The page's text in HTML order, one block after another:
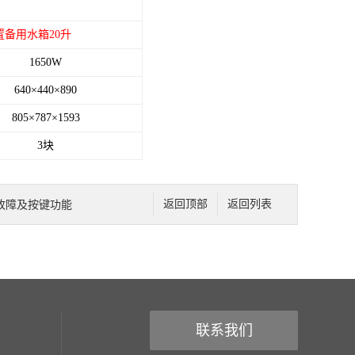
备用水箱20升
1650W
640×440×890
805×787×1593
3块
返回列表
返回顶部
障及按键功能
联系我们